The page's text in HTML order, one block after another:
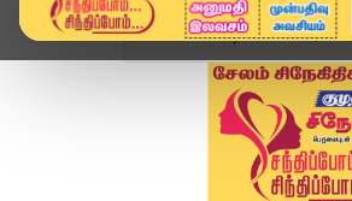
Home வீடியோ ஸ்டோரி